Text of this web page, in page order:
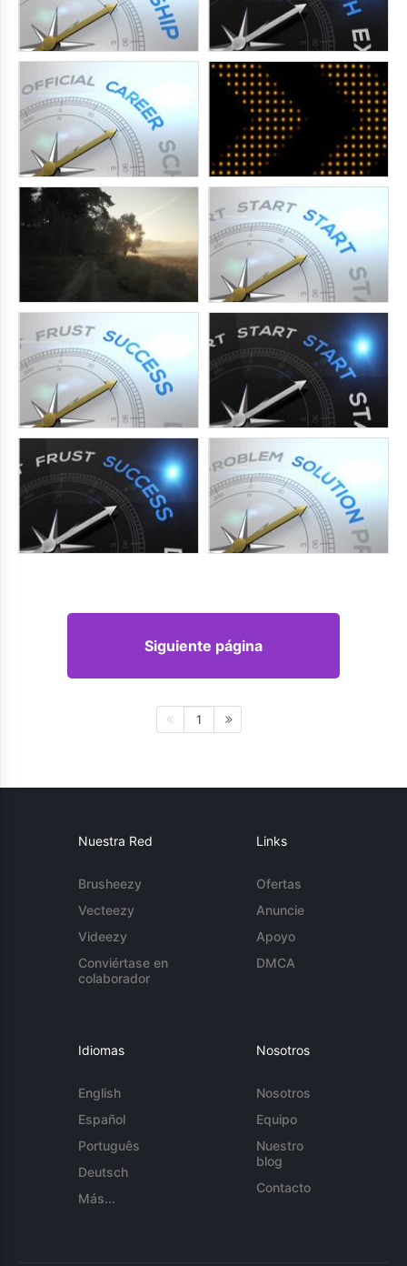
Siguiente página
1
Nuestra Red
Brusheezy
Vecteezy
Videezy
Conviértase en
colaborador
Links
Ofertas
Anuncie
Apoyo
DMCA
Idiomas
English
Español
Português
Deutsch
Más...
Nosotros
Nosotros
Equipo
Nuestro
blog
Contacto